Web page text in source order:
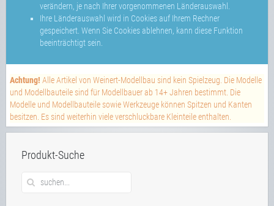
verändern, je nach Ihrer vorgenommenen Länderauswahl.
Ihre Länderauswahl wird in Cookies auf Ihrem Rechner
gespeichert. Wenn Sie Cookies ablehnen, kann diese Funktion
beeinträchtigt sein.
Achtung! Alle Artikel von Weinert-Modellbau sind kein Spielzeug. Die Modelle
und Modellbauteile sind für Modellbauer ab 14+ Jahren bestimmt. Die
Modelle und Modellbauteile sowie Werkzeuge können Spitzen und Kanten
besitzen. Es sind weiterhin viele verschluckbare Kleinteile enthalten.
Produkt-Suche